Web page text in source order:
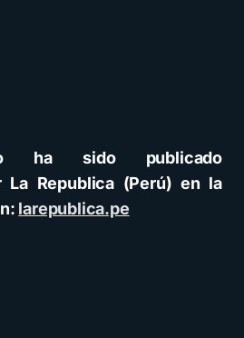
ha sido publicado
La Republica (Perú) en la
larepublica.pe